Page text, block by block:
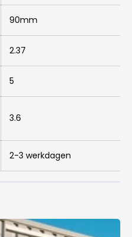
90mm
2.37
5
3.6
2-3 werkdagen